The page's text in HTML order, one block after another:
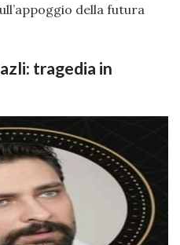
della futura
tragedia in